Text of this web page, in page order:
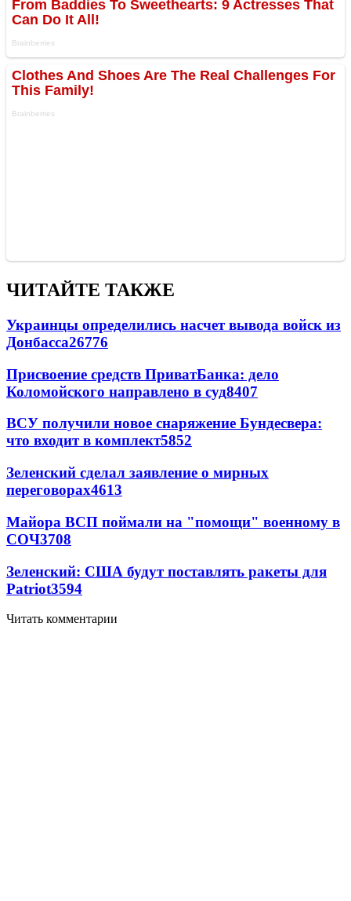
ЧИТАЙТЕ ТАКЖЕ
Украинцы определились насчет вывода войск из
Донбасса26776
Присвоение средств ПриватБанка: дело
Коломойского направлено в суд8407
ВСУ получили новое снаряжение Бундесвера:
что входит в комплект5852
Зеленский сделал заявление о мирных
переговорах4613
Майора ВСП поймали на "помощи" военному в
СОЧ3708
Зеленский: США будут поставлять ракеты для
Patriot3594
Читать комментарии